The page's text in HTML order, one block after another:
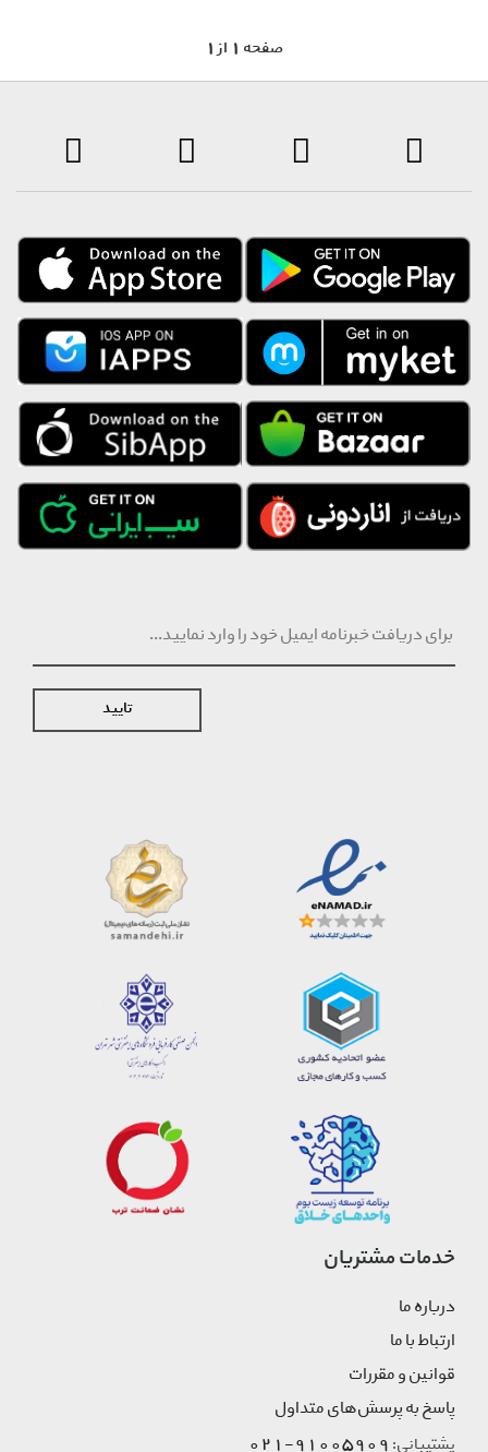
1 صفحه 1 از
تایید
خدمات مشتریان
درباره ما
ارتباط با ما
قوانین و مقررات
پاسخ به پرسش‌های متداول
پشتیبانی: 91005909-021